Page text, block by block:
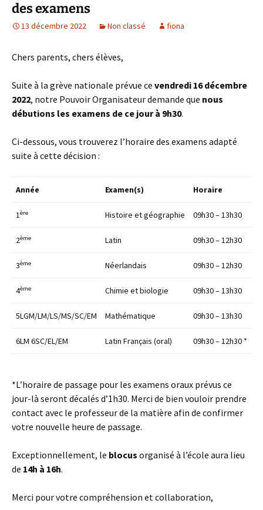
des examens
13 décembre 2022 Non classé fiona
Chers parents, chers élèves,
Suite à la grève nationale prévue ce vendredi 16 décembre
2022, notre Pouvoir Organisateur demande que nous
débutions les examens de ce jour à 9h30.
Ci-dessous, vous trouverez l’horaire des examens adapté
suite à cette décision :
Année Examen(s) Horaire
1ère Histoire et géographie 09h30 – 13h30
2ème Latin 09h30 – 12h30
3ème Néerlandais 09h30 – 12h30
4ème Chimie et biologie 09h30 – 13h30
5LGM/LM/LS/MS/SC/EM Mathématique 09h30 – 13h30
6LM 6SC/EL/EM Latin Français (oral) 09h30 – 12h30 *
*L’horaire de passage pour les examens oraux prévus ce
jour-là seront décalés d’1h30. Merci de bien vouloir prendre
contact avec le professeur de la matière afin de confirmer
votre nouvelle heure de passage.
Exceptionnellement, le blocus organisé à l’école aura lieu
de 14h à 16h.
Merci pour votre compréhension et collaboration,